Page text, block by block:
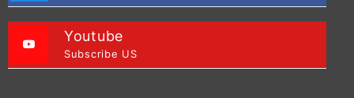
Youtube
Subscribe US